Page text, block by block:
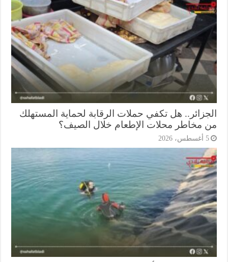
هل تكفي حملات الرقابة لحماية المستهلك
مخاطر محلات الإطعام خلال الصيف؟